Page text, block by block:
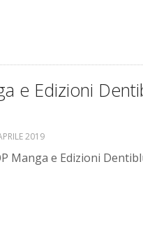
e Edizioni
2019
Manga e Edizioni